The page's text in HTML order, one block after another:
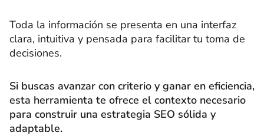
Toda la información se presenta en una interfaz
clara, intuitiva y pensada para facilitar tu toma de
decisiones.
Si buscas avanzar con criterio y ganar en eficiencia,
esta herramienta te ofrece el contexto necesario
para construir una estrategia SEO sólida y
adaptable.